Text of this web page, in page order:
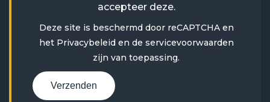
accepteer deze.
Deze site is beschermd door reCAPTCHA en
het Privacybeleiden de servicevoorwaarden
zijn van toepassing.
Verzenden